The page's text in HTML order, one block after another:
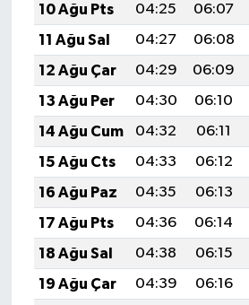
10 Ağu Pts
04:25 06:07
11 Ağu Sal
04:27 06:08
12 Ağu Çar
04:29 06:09
13 Ağu Per
04:30 06:10
14 Ağu Cum
04:32 06:11
15 Ağu Cts
04:33 06:12
16 Ağu Paz
04:35 06:13
17 Ağu Pts
04:36 06:14
18 Ağu Sal
04:38 06:15
19 Ağu Çar
04:39 06:16